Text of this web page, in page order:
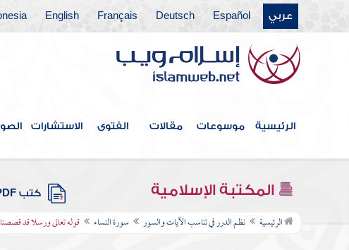
عربي Español
Deutsch
Français
English
الرئيسية موسوعات مقالات الفتوى الاستشارات
المكتبة الإسلامية كتب PDF
الرئيسية نظم الدرر في تناسب الآيات والسور سورة النساء قوله تعالى ورسلا قد
فهرس الكتاب
مقدمة
سورة الفاتحة
سورة البقرة
سورة آل عمران
سورة النساء